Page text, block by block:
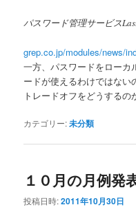
パスワード管理サービス
grep.co.jp/modules/news/
一方、パスワードをローカ
ードが使えるわけではな
トレードオフをどうするの
カテゴリー:未分類
１０月の月例発
投稿日時:2011年10月30日